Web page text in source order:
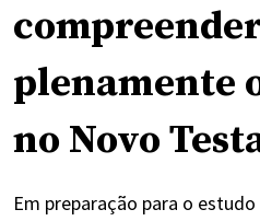
plenamente
no Novo
Em preparação para o estudo